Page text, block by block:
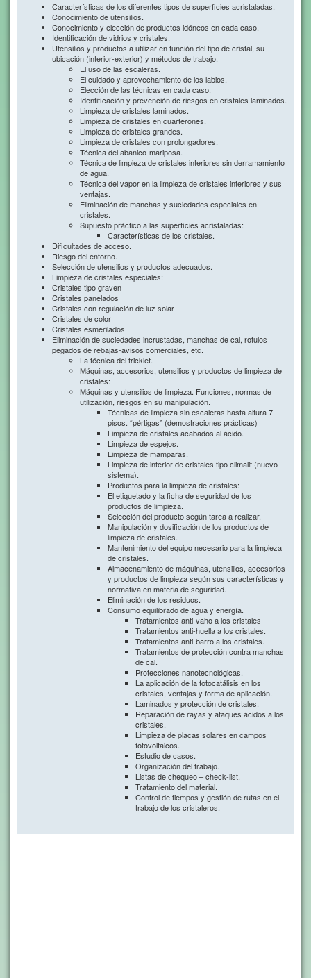
Características de los diferentes tipos de superficies acristaladas.
Conocimiento de utensilios.
Conocimiento y elección de productos idóneos en cada caso.
Identificación de vidrios y cristales.
Utensilios y productos a utilizar en función del tipo de cristal, su
ubicación (interior-exterior) y métodos de trabajo.
El uso de las escaleras.
El cuidado y aprovechamiento de los labios.
Elección de las técnicas en cada caso.
Identificación y prevención de riesgos en cristales laminados.
Limpieza de cristales laminados.
Limpieza de cristales en cuarterones.
Limpieza de cristales grandes.
Limpieza de cristales con prolongadores.
Técnica del abanico-mariposa.
Técnica de limpieza de cristales interiores sin derramamiento
de agua.
Técnica del vapor en la limpieza de cristales interiores y sus
ventajas.
Eliminación de manchas y suciedades especiales en
cristales.
Supuesto práctico a las superficies acristaladas:
Características de los cristales.
Dificultades de acceso.
Riesgo del entorno.
Selección de utensilios y productos adecuados.
Limpieza de cristales especiales:
Cristales tipo graven
Cristales panelados
Cristales con regulación de luz solar
Cristales de color
Cristales esmerilados
Eliminación de suciedades incrustadas, manchas de cal, rotulos
pegados de rebajas-avisos comerciales, etc.
La técnica del tricklet.
Máquinas, accesorios, utensilios y productos de limpieza de
cristales:
Máquinas y utensilios de limpieza. Funciones, normas de
utilización, riesgos en su manipulación.
Técnicas de limpieza sin escaleras hasta altura 7
pisos. “pértigas” (demostraciones prácticas)
Limpieza de cristales acabados al ácido.
Limpieza de espejos.
Limpieza de mamparas.
Limpieza de interior de cristales tipo climalit (nuevo
sistema).
Productos para la limpieza de cristales:
El etiquetado y la ficha de seguridad de los
productos de limpieza.
Selección del producto según tarea a realizar.
Manipulación y dosificación de los productos de
limpieza de cristales.
Mantenimiento del equipo necesario para la limpieza
de cristales.
Almacenamiento de máquinas, utensilios, accesorios
y productos de limpieza según sus características y
normativa en materia de seguridad.
Eliminación de los residuos.
Consumo equilibrado de agua y energía.
Tratamientos anti-vaho a los cristales
Tratamientos anti-huella a los cristales.
Tratamientos anti-barro a los cristales.
Tratamientos de protección contra manchas
de cal.
Protecciones nanotecnológicas.
La aplicación de la fotocatálisis en los
cristales, ventajas y forma de aplicación.
Laminados y protección de cristales.
Reparación de rayas y ataques ácidos a los
cristales.
Limpieza de placas solares en campos
fotovoltaicos.
Estudio de casos.
Organización del trabajo.
Listas de chequeo – check-list.
Tratamiento del material.
Control de tiempos y gestión de rutas en el
trabajo de los cristaleros.